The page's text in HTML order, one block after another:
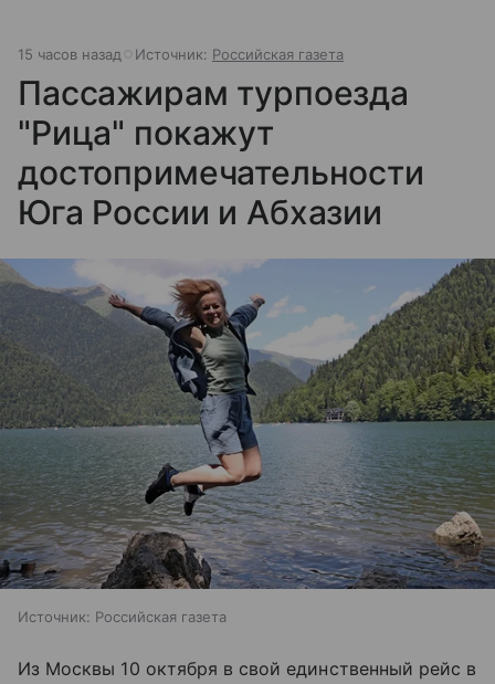
15 часов назад Источник: Российская газета
Пассажирам турпоезда
"Рица" покажут
достопримечательности
Юга России и Абхазии
Источник: Российская газета
Из Москвы 10 октября в свой единственный рейс в